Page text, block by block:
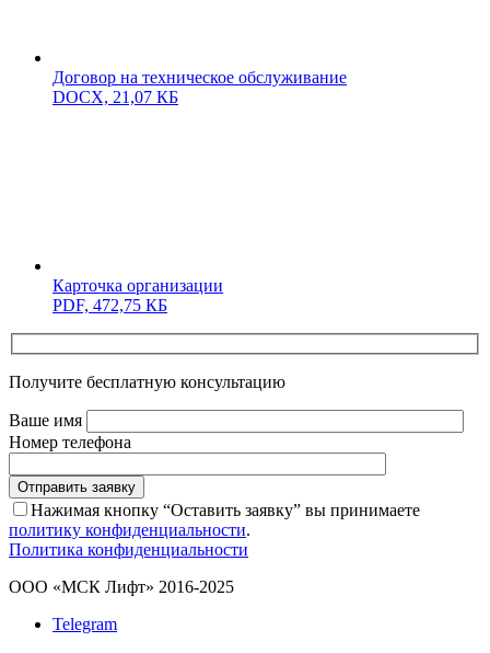
Договор на техническое обслуживание
DOCX, 21,07 КБ
Карточка организации
PDF, 472,75 КБ
Получите бесплатную консультацию
Ваше имя
Номер телефона
Отправить заявку
Нажимая кнопку “Оставить заявку” вы принимаете
политику конфиденциальности.
Политика конфиденциальности
ООО «МСК Лифт» 2016-2025
Telegram